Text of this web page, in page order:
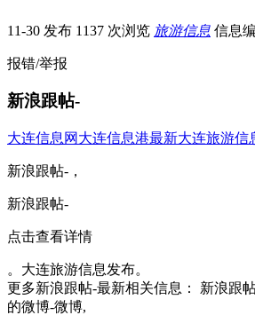
11-30 发布 1137 次浏览 旅游信息 信息
报错/举报
新浪跟帖-
大连信息网 大连信息港最新大连旅游信
新浪跟帖-，
新浪跟帖-
点击查看详情
。大连旅游信息发布。
更多新浪跟帖-最新相关信息： 新浪跟
的微博-微博,